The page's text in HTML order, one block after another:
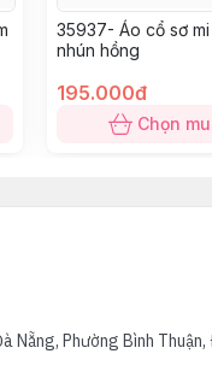
35937- Áo cổ sơ
nhún hồng
195.000đ
Chọn
Nẵng, Phường Bình Thuận,